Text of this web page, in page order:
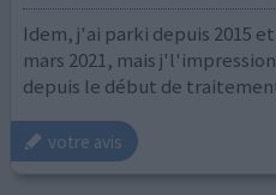
Idem, j'ai parki depuis 2015
mars 2021, mais
depuis le début de
votre avis